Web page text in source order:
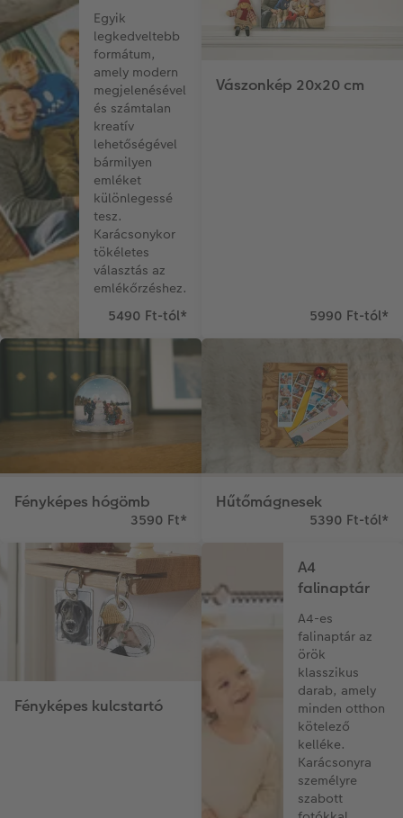
Egyik
legkedveltebb
formátum,
amely modern
megjelenésével
és számtalan
kreatív
lehetőségével
bármilyen
emléket
különlegessé
tesz.
Karácsonykor
tökéletes
választás az
emlékőrzéshez.
5490 Ft-tól*
Vászonkép 20x20 cm
5990 Ft-tól*
Fényképes hógömb
3590 Ft*
Hűtőmágnesek
5390 Ft-tól*
Fényképes kulcstartó
A4
falinaptár
A4-es
falinaptár az
örök
klasszikus
darab, amely
minden otthon
kötelező
kelléke.
Karácsonyra
személyre
szabott